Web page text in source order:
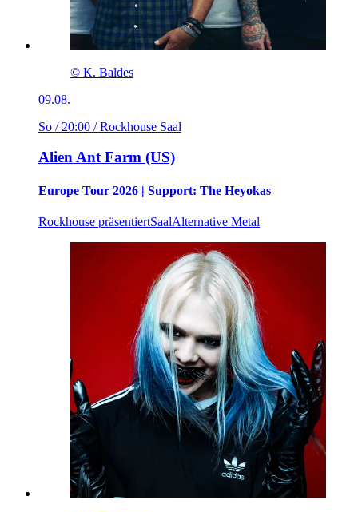
© K. Baldes
09.08.
So / 20:00 / Rockhouse Saal
Alien Ant Farm (US)
Europe Tour 2026 | Support: The Heyokas
Rockhouse präsentiertSaalAlternative Metal